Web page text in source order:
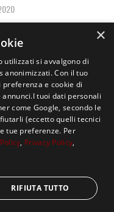
D’AFRICA
PAESE
d’Africa, figlia
i diritti riservati.
×
utilizzati si avvalgono di
anonimizzati. Con il tuo
e cookie di
tuoi dati personali
come Google, secondo le
(eccetto quelli tecnici
tue preferenze. Per
, Privacy Policy,
RIFIUTA TUTTO